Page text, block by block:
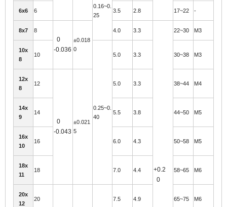
0.16~0.
25
6x6 6 3.5 2.8 17~22 -
8x7 8
0
-0.036
±0.018
0
4.0 3.3
+0.2
0
22~30 M3
10x
8
10
0.25~0.
40
5.0 3.3 30~38 M3
12x
8
12
0
-0.043
±0.021
5
5.0 3.3 38~44 M4
14x
9
14 5.5 3.8 44~50 M5
16x
10
16 6.0 4.3 50~58 M5
18x
11
18 7.0 4.4 58~65 M6
20x
12
20 7.5 4.9 65~75 M6